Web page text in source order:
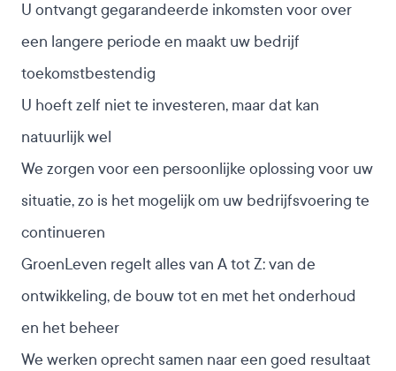
U ontvangt gegarandeerde inkomsten voor over
een langere periode en maakt uw bedrijf
toekomstbestendig
U hoeft zelf niet te investeren, maar dat kan
natuurlijk wel
We zorgen voor een persoonlijke oplossing voor uw
situatie, zo is het mogelijk om uw bedrijfsvoering te
continueren
GroenLeven regelt alles van A tot Z: van de
ontwikkeling, de bouw tot en met het onderhoud
en het beheer
We werken oprecht samen naar een goed resultaat